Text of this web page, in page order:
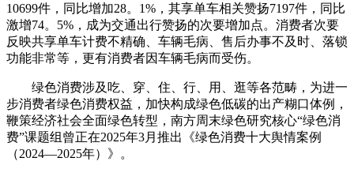
10699件，同比增加28。1%，其享单车相关赞扬7197件，同比
激增74。5%，成为交通出行赞扬的次要增加点。消费者次要
反映共享单车计费不精确、车辆毛病、售后办事不及时、落锁
功能非常等，更有消费者因车辆毛病而受伤。
绿色消费涉及吃、穿、住、行、用、逛等各范畴，为进一
步消费者绿色消费权益，加快构成绿色低碳的出产糊口体例，
鞭策经济社会全面绿色转型，南方周末绿色研究核心“绿色消
费”课题组曾正在2025年3月推出《绿色消费十大舆情案例
（2024—2025年）》。